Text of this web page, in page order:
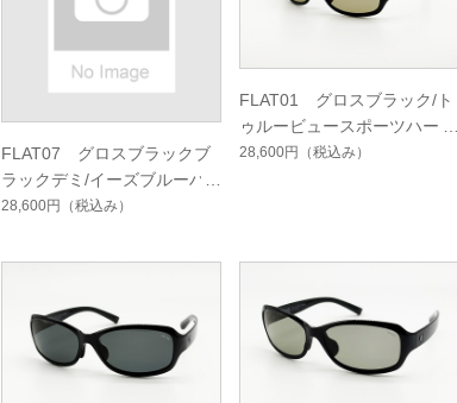
FLAT07 グロスブラックブ
ラックデミ/イーズブルーハ
ードマルチシングルコート
28,600円 （税込み）
FLAT01 グロスブラック/ト
ゥルービュースポーツハード
マルチシングルコート
28,600円 （税込み）